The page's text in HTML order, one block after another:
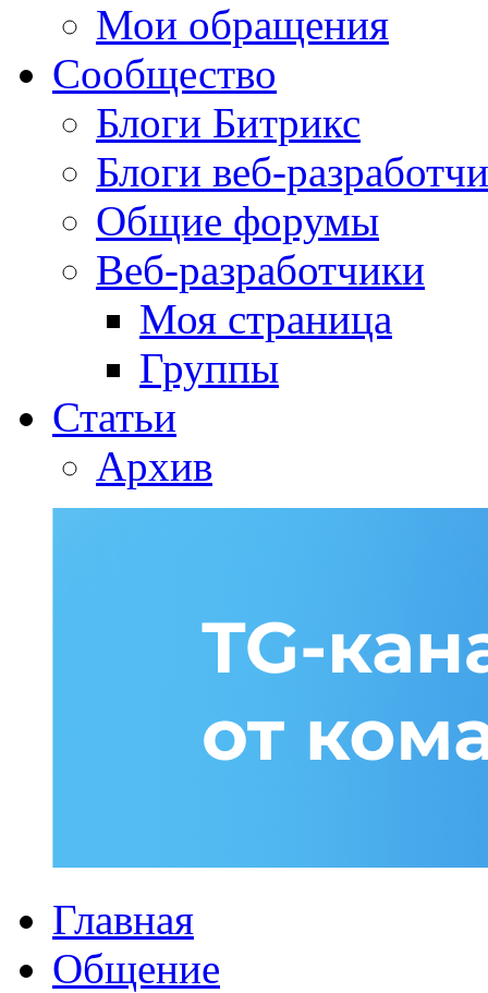
Мои обращения
Сообщество
Блоги Битрикс
Блоги веб-
Общие форумы
Веб-разработчики
Моя страница
Группы
Статьи
Архив
Главная
Общение